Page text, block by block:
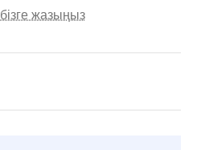
бізге жазыңыз